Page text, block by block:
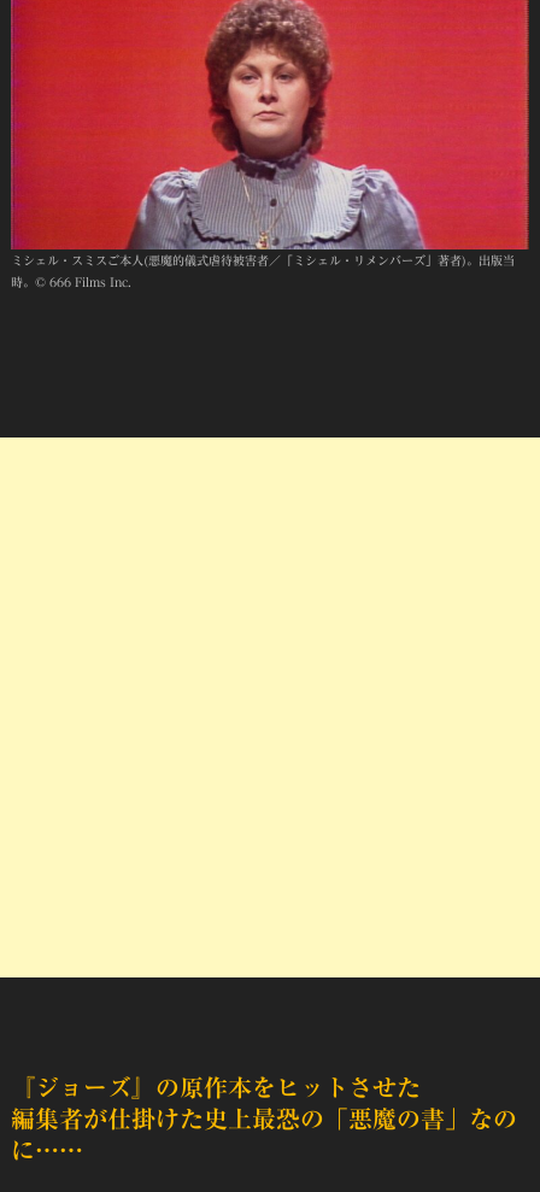
ミシェル・スミスご本人(悪魔的儀式虐待被害者／「ミシェル・リメンバーズ」著者)。出版当
時。© 666 Films Inc.
『ジョーズ』の原作本をヒットさせた
編集者が仕掛けた史上最恐の「悪魔の書」なの
に……